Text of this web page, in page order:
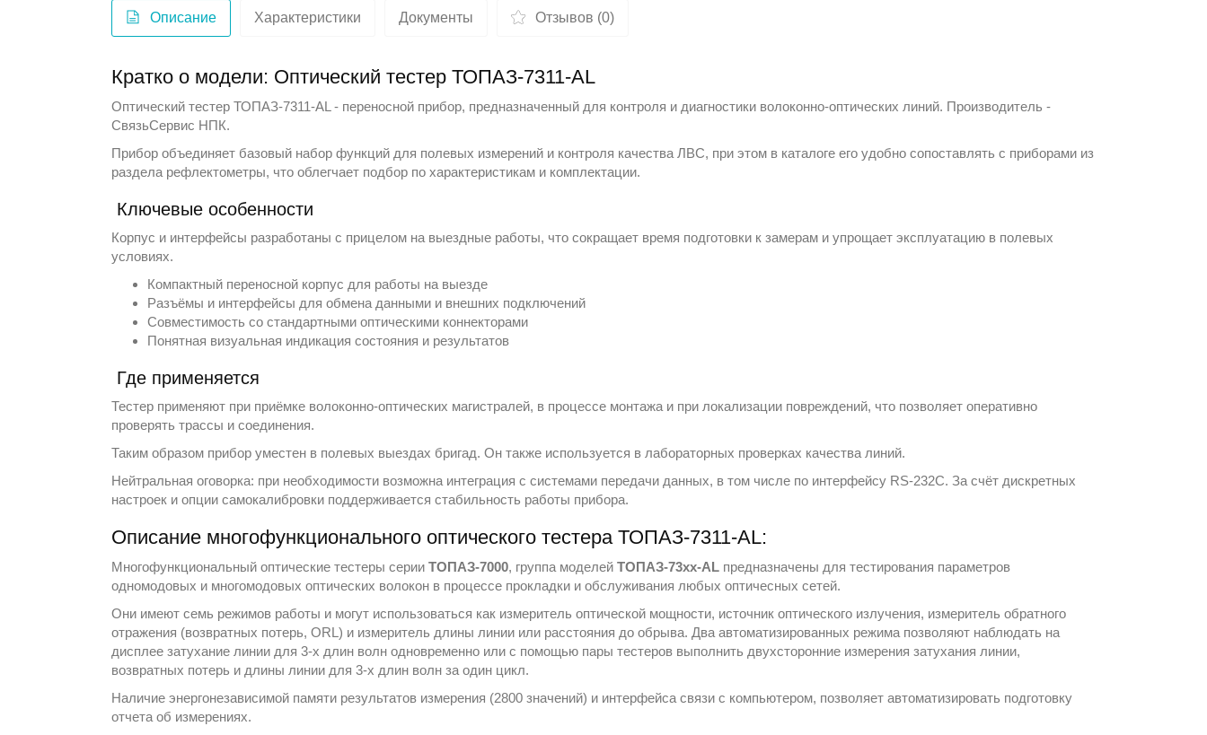
Описание Характеристики Документы Отзывов (0)
Кратко о модели: Оптический тестер ТОПАЗ-7311-АL
Оптический тестер ТОПАЗ-7311-АL - переносной прибор, предназначенный для контроля и диагностики волоконно-оптических линий. Производитель -
СвязьСервис НПК.
Прибор объединяет базовый набор функций для полевых измерений и контроля качества ЛВС, при этом в каталоге его удобно сопоставлять с приборами из
раздела рефлектометры, что облегчает подбор по характеристикам и комплектации.
Ключевые особенности
Корпус и интерфейсы разработаны с прицелом на выездные работы, что сокращает время подготовки к замерам и упрощает эксплуатацию в полевых
условиях.
Компактный переносной корпус для работы на выезде
Разъёмы и интерфейсы для обмена данными и внешних подключений
Совместимость со стандартными оптическими коннекторами
Понятная визуальная индикация состояния и результатов
Где применяется
Тестер применяют при приёмке волоконно-оптических магистралей, в процессе монтажа и при локализации повреждений, что позволяет оперативно
проверять трассы и соединения.
Таким образом прибор уместен в полевых выездах бригад. Он также используется в лабораторных проверках качества линий.
Нейтральная оговорка: при необходимости возможна интеграция с системами передачи данных, в том числе по интерфейсу RS-232C. За счёт дискретных
настроек и опции самокалибровки поддерживается стабильность работы прибора.
Описание многофункционального оптического тестера ТОПАЗ-7311-АL:
Многофункциональный оптические тестеры серииТОПАЗ-7000, группа моделейТОПАЗ-73хх-AL предназначены для тестирования параметров
одномодовых и многомодовых оптических волокон в процессе прокладки и обслуживания любых оптичесных сетей.
Они имеют семь режимов работы и могут использоваться как измеритель оптической мощности, источник оптического излучения, измеритель обратного
отражения (возвратных потерь, ORL) и измеритель длины линии или расстояния до обрыва. Два автоматизированных режима позволяют наблюдать на
дисплее затухание линии для 3-х длин волн одновременно или с помощью пары тестеров выполнить двухсторонние измерения затухания линии,
возвратных потерь и длины линии для 3-х длин волн за один цикл.
Наличие энергонезависимой памяти результатов измерения (2800 значений) и интерфейса связи с компьютером, позволяет автоматизировать подготовку
отчета об измерениях.